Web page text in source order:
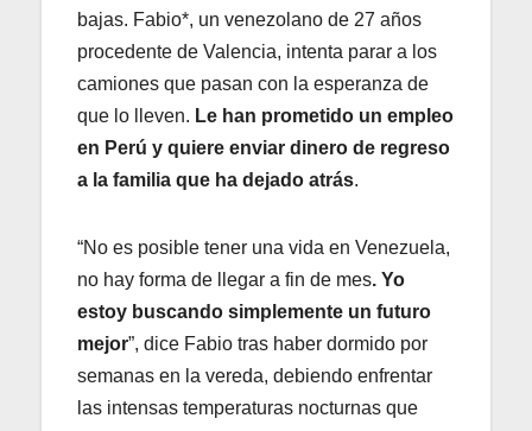
bajas. Fabio*, un venezolano de 27 años
procedente de Valencia, intenta parar a los
camiones que pasan con la esperanza de
que lo lleven. Le han prometido un empleo
en Perú y quiere enviar dinero de regreso
a la familia que ha dejado atrás.
“No es posible tener una vida en Venezuela,
no hay forma de llegar a fin de mes. Yo
estoy buscando simplemente un futuro
mejor”, dice Fabio tras haber dormido por
semanas en la vereda, debiendo enfrentar
las intensas temperaturas nocturnas que